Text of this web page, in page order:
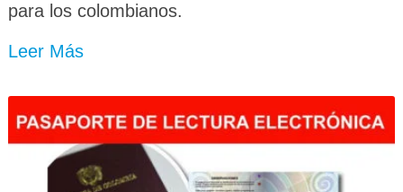
para los colombianos.
Leer Más